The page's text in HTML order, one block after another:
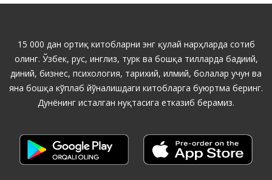
15 000 дан ортиқ китобларни энг қулай нарҳларда сотиб
олинг. Ўзбек, рус, инглиз, турк ва бошқа тилларда бадиий,
диний, бизнес, психология, тарихий, илмий, болалар учун ва
яна бошқа кўплаб йўналишдаги китобларга буюртма беринг.
Дунёнинг исталган нуқтасига етказиб берамиз.